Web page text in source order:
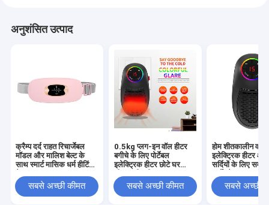
अनुशंसित उत्पाद
क्रैम्प दर्द राहत रिचार्जेबल
मॉडल और मालिश बेल्ट के
साथ स्मार्ट मासिक धर्म हीटिंग
सबसे अच्छी कीमत
0.5kg प्लग-इन वॉल हीटर
बगीचे के लिए पोर्टेबल
इलेक्ट्रिक हीटर छोटे घर
सबसे अच्छी कीमत
होम शीतकालीन वार्मर
इलेक्ट्रिक हीटर
सर्दियों के लिए
सबसे अच्छी